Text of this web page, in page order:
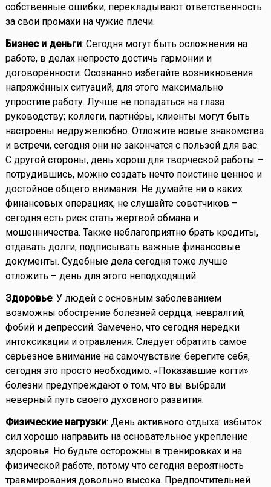
собственные ошибки, перекладывают ответственность
за свои промахи на чужие плечи.
Бизнес и деньги: Сегодня могут быть осложнения на
работе, в делах непросто достичь гармонии и
договорённости. Осознанно избегайте возникновения
напряжённых ситуаций, для этого максимально
упростите работу. Лучше не попадаться на глаза
руководству; коллеги, партнёры, клиенты могут быть
настроены недружелюбно. Отложите новые знакомства
и встречи, сегодня они не закончатся с пользой для вас.
С другой стороны, день хорош для творческой работы –
потрудившись, можно создать нечто поистине ценное и
достойное общего внимания. Не думайте ни о каких
финансовых операциях, не слушайте советчиков –
сегодня есть риск стать жертвой обмана и
мошенничества. Также неблагоприятно брать кредиты,
отдавать долги, подписывать важные финансовые
документы. Судебные дела сегодня тоже лучше
отложить – день для этого неподходящий.
Здоровье: У людей с основным заболеванием
возможны обострение болезней сердца, невралгий,
фобий и депрессий. Замечено, что сегодня нередки
интоксикации и отравления. Следует обратить самое
серьезное внимание на самочувствие: берегите себя,
сегодня это просто необходимо. «Показавшие когти»
болезни предупреждают о том, что вы выбрали
неверный путь своего духовного развития.
Физические нагрузки: День активного отдыха: избыток
сил хорошо направить на основательное укрепление
здоровья. Но будьте осторожны в тренировках и на
физической работе, потому что сегодня вероятность
травмирования довольно высока. Предпочтительней